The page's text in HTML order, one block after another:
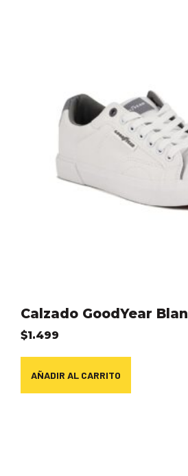
Calzado GoodYear
$1.499
AÑADIR AL CARRITO